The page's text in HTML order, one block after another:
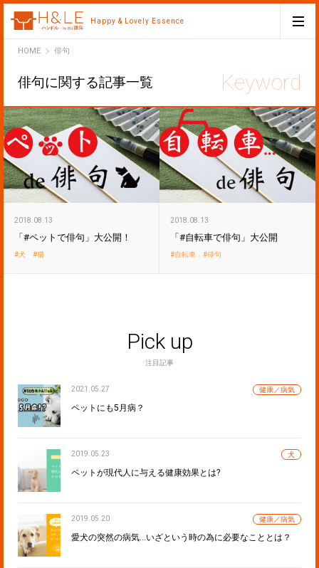
Happy & Lovely Essence
HOMEH&LE俳句
俳句に関する記事一覧
2018.08.13
「#ペットで俳句」大公開！
犬 猫
2018.08.13
「#自転車で俳句」大公開
自転車 俳句
Pick up
注目記事
2021.05.27 健康／病気
ペットにも5月病？
2019.05.23 犬
ペットが現代人に与える健康効果とは?
2019.05.20 健康／病気
愛犬の突然の病気…いざという時の為に必要なこととは？